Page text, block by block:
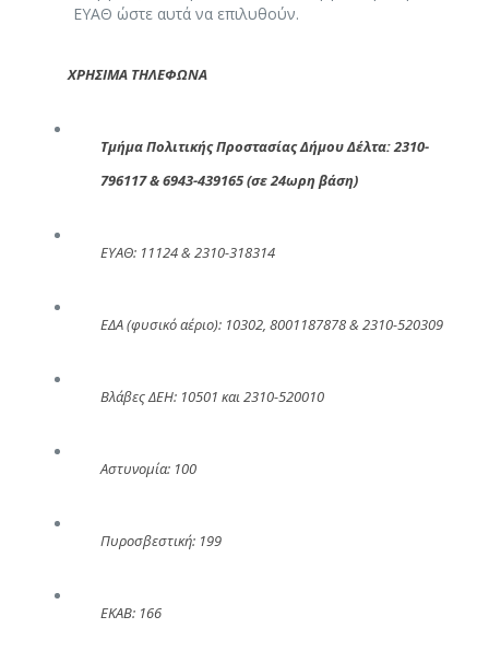
ΕΥΑΘ ώστε αυτά να επιλυθούν.
ΧΡΗΣΙΜΑ ΤΗΛΕΦΩΝΑ
Τμήμα Πολιτικής Προστασίας Δήμου Δέλτα: 2310-
796117 & 6943-439165 (σε 24ωρη βάση)
ΕΥΑΘ: 11124 & 2310-318314
ΕΔΑ (φυσικό αέριο): 10302, 8001187878 & 2310-520309
Βλάβες ΔΕΗ: 10501 και 2310-520010
Αστυνομία: 100
Πυροσβεστική: 199
ΕΚΑΒ: 166